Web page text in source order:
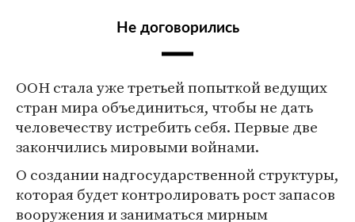
Не договорились
ООН стала уже третьей попыткой ведущих
стран мира объединиться, чтобы не дать
человечеству истребить себя. Первые две
закончились мировыми войнами.
О создании надгосударственной структуры,
которая будет контролировать рост запасов
вооружения и заниматься мирным